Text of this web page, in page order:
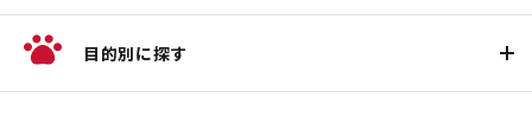
目的別に探す